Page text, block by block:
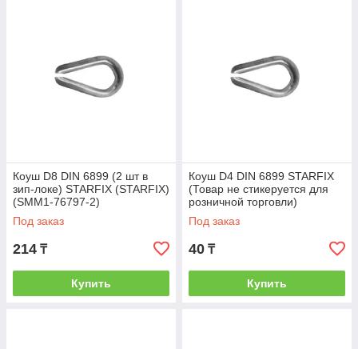
Коуш D8 DIN 6899 (2 шт в
зип-локе) STARFIX (STARFIX)
(SMM1-76797-2)
Под заказ
214 ₸
Купить
Коуш D4 DIN 6899 STARFIX
(Товар не стикеруется для
розничной торговли)
(STARFIX) (SMP-76793-1)
Под заказ
40 ₸
Купить